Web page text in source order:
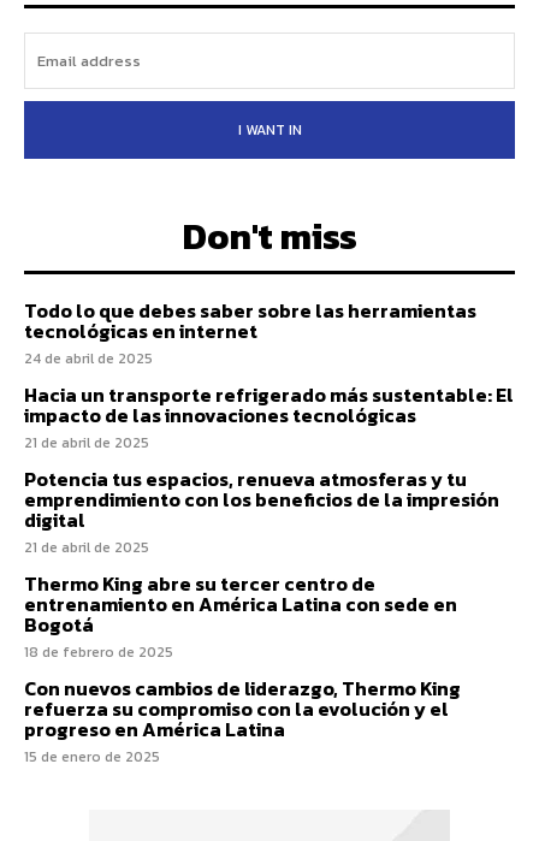
I WANT IN
Don't miss
Todo lo que debes saber sobre las herramientas
tecnológicas en internet
24 de abril de 2025
Hacia un transporte refrigerado más sustentable: El
impacto de las innovaciones tecnológicas
21 de abril de 2025
Potencia tus espacios, renueva atmosferas y tu
emprendimiento con los beneficios de la impresión
digital
21 de abril de 2025
Thermo King abre su tercer centro de
entrenamiento en América Latina con sede en
Bogotá
18 de febrero de 2025
Con nuevos cambios de liderazgo, Thermo King
refuerza su compromiso con la evolución y el
progreso en América Latina
15 de enero de 2025